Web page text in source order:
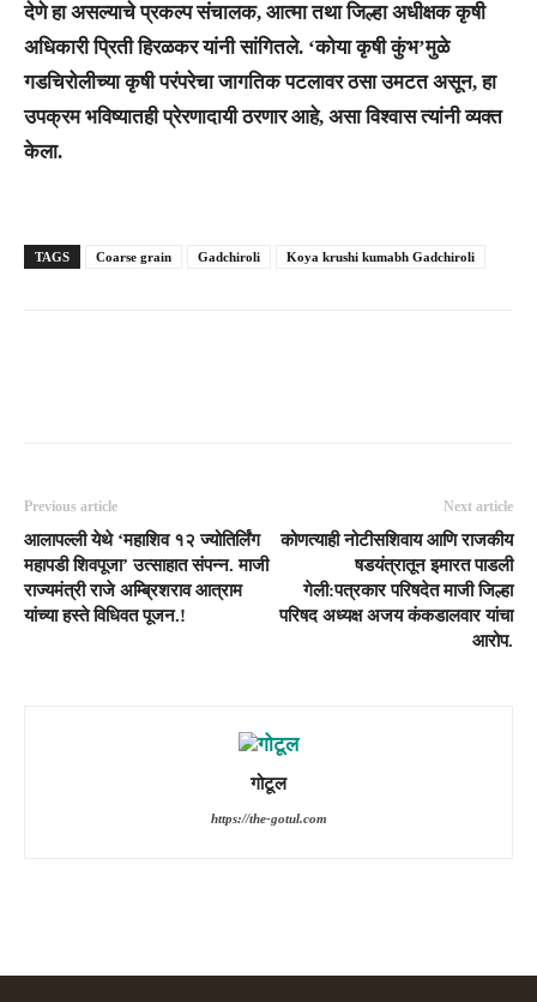
देणे हा असल्याचे प्रकल्प संचालक, आत्मा तथा जिल्हा अधीक्षक कृषी
अधिकारी प्रिती हिरळकर यांनी सांगितले. ‘कोया कृषी कुंभ’मुळे
गडचिरोलीच्या कृषी परंपरेचा जागतिक पटलावर ठसा उमटत असून, हा
उपक्रम भविष्यातही प्रेरणादायी ठरणार आहे, असा विश्वास त्यांनी व्यक्त
केला.
TAGS Coarse grain Gadchiroli Koya krushi kumabh Gadchiroli
Previous article
आलापल्ली येथे ‘महाशिव १२ ज्योतिर्लिंग
महापडी शिवपूजा’ उत्साहात संपन्न. माजी
राज्यमंत्री राजे अम्ब्रिशराव आत्राम
यांच्या हस्ते विधिवत पूजन.!
Next article
कोणत्याही नोटीसशिवाय आणि राजकीय
षडयंत्रातून इमारत पाडली
गेली:पत्रकार परिषदेत माजी जिल्हा
परिषद अध्यक्ष अजय कंकडालवार यांचा
आरोप.
गोटूल
https://the-gotul.com